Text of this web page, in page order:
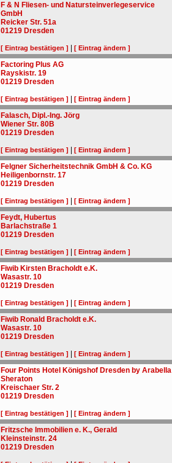
F & N Fliesen- und Natursteinverlegeservice
GmbH
Reicker Str. 51a
01219 Dresden
[ Eintrag bestätigen ] [ Eintrag ändern ]
Factoring Plus AG
Rayskistr. 19
01219 Dresden
[ Eintrag bestätigen ] [ Eintrag ändern ]
Falasch, Dipl.-Ing. Jörg
Wiener Str. 80B
01219 Dresden
[ Eintrag bestätigen ] [ Eintrag ändern ]
Felgner Sicherheitstechnik GmbH & Co. KG
Heiligenbornstr. 17
01219 Dresden
[ Eintrag bestätigen ] [ Eintrag ändern ]
Feydt, Hubertus
Barlachstraße 1
01219 Dresden
[ Eintrag bestätigen ] [ Eintrag ändern ]
Fiwib Kirsten Bracholdt e.K.
Wasastr. 10
01219 Dresden
[ Eintrag bestätigen ] [ Eintrag ändern ]
Fiwib Ronald Bracholdt e.K.
Wasastr. 10
01219 Dresden
[ Eintrag bestätigen ] [ Eintrag ändern ]
Four Points Hotel Königshof Dresden by Arabella
Sheraton
Kreischaer Str. 2
01219 Dresden
[ Eintrag bestätigen ] [ Eintrag ändern ]
Fritzsche Immobilien e. K., Gerald
Kleinsteinstr. 24
01219 Dresden